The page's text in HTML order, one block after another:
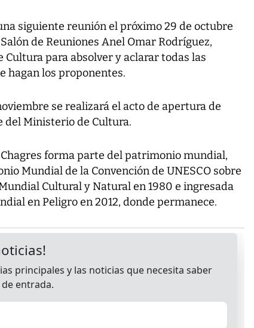
siguiente reunión el próximo 29 de octubre
de Reuniones Anel Omar Rodríguez,
para absolver y aclarar todas las
hagan los proponentes.
se realizará el acto de apertura de
del Ministerio de Cultura.
forma parte del patrimonio mundial,
Mundial de la Convención de UNESCO sobre
Cultural y Natural en 1980 e ingresada
en Peligro en 2012, donde permanece.